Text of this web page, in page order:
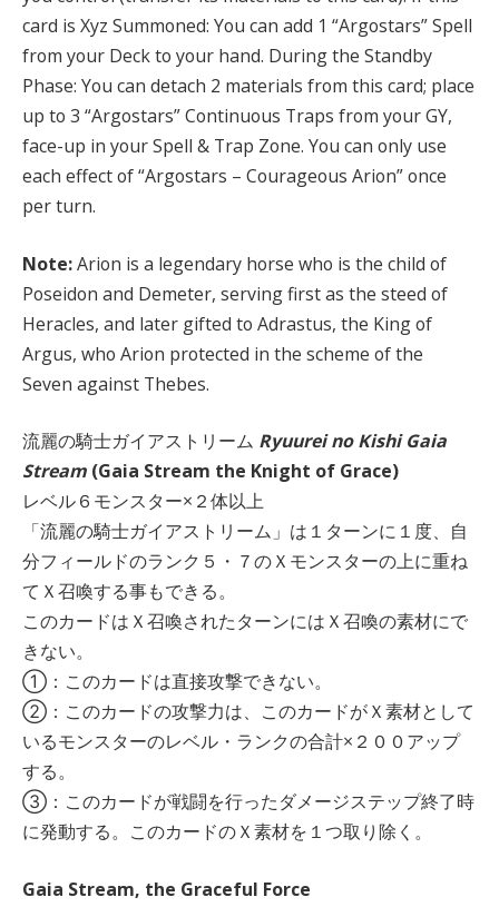
card is Xyz Summoned: You can add 1 “Argostars” Spell
from your Deck to your hand. During the Standby
Phase: You can detach 2 materials from this card; place
up to 3 “Argostars” Continuous Traps from your GY,
face-up in your Spell & Trap Zone. You can only use
each effect of “Argostars – Courageous Arion” once
per turn.
Note:Arion is a legendary horse who is the child of
Poseidon and Demeter, serving first as the steed of
Heracles, and later gifted to Adrastus, the King of
Argus, who Arion protected in the scheme of the
Seven against Thebes.
流麗の騎士ガイアストリーム Ryuurei no Kishi Gaia
Stream (Gaia Stream the Knight of Grace)
レベル６モンスター×２体以上
「流麗の騎士ガイアストリーム」は１ターンに１度、自
分フィールドのランク５・７のＸモンスターの上に重ね
てＸ召喚する事もできる。
このカードはＸ召喚されたターンにはＸ召喚の素材にで
きない。
①：このカードは直接攻撃できない。
②：このカードの攻撃力は、このカードがＸ素材として
いるモンスターのレベル・ランクの合計×２００アップ
する。
③：このカードが戦闘を行ったダメージステップ終了時
に発動する。このカードのＸ素材を１つ取り除く。
Gaia Stream, the Graceful Force